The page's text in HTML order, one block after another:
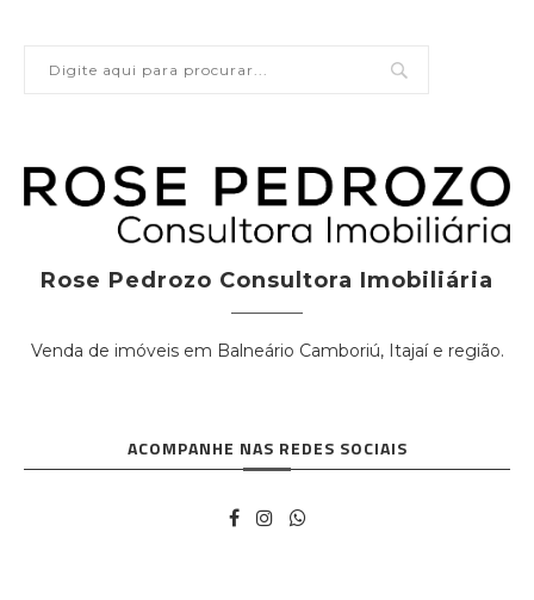
Rose Pedrozo Consultora Imobiliária
Venda de imóveis em Balneário Camboriú, Itajaí e região.
ACOMPANHE NAS REDES SOCIAIS